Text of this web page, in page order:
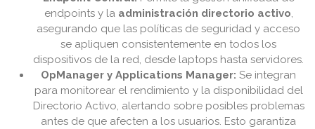
endpoints y la administración directorio activo,
asegurando que las políticas de seguridad y acceso
se apliquen consistentemente en todos los
dispositivos de la red, desde laptops hasta servidores.
OpManager y Applications Manager: Se integran
para monitorear el rendimiento y la disponibilidad del
Directorio Activo, alertando sobre posibles problemas
antes de que afecten a los usuarios. Esto garantiza